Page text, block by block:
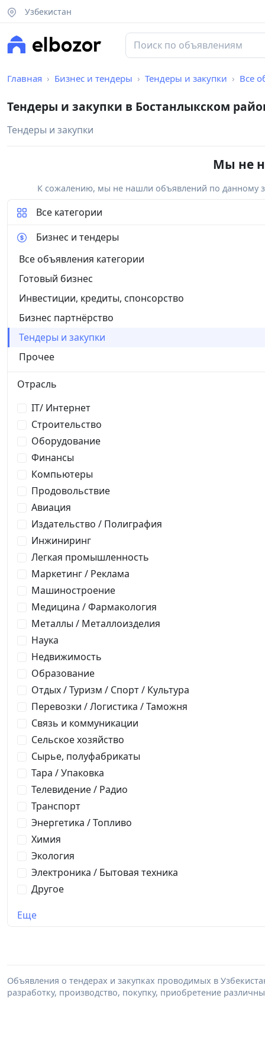
Узбекистан
Главная Бизнес и тендеры Тендеры и закупки Все
Тендеры и закупки в Бостанлыкском
Тендеры и закупки
Мы не
К сожалению, мы не нашли объявлений по данному
Все категории
Бизнес и тендеры
Все объявления категории
Готовый бизнес
Инвестиции, кредиты, спонсорство
Бизнес партнёрство
Тендеры и закупки
Прочее
Отрасль
IT/ Интернет
Строительство
Оборудование
Финансы
Компьютеры
Продовольствие
Авиация
Издательство / Полиграфия
Инжиниринг
Легкая промышленность
Маркетинг / Реклама
Машиностроение
Медицина / Фармакология
Металлы / Металлоизделия
Наука
Недвижимость
Образование
Отдых / Туризм / Спорт / Культура
Перевозки / Логистика / Таможня
Связь и коммуникации
Сельское хозяйство
Сырье, полуфабрикаты
Тара / Упаковка
Телевидение / Радио
Транспорт
Энергетика / Топливо
Химия
Экология
Электроника / Бытовая техника
Другое
Еще
Объявления о тендерах и закупках проводимых в
разработку, производство, покупку, приобретение